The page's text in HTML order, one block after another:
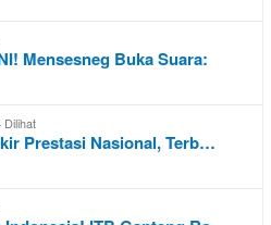
Mensesneg Buka Suara:
Dilihat
Prestasi Nasional, Terb…